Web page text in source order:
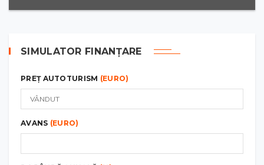
SIMULATOR FINANȚARE
PREȚ AUTOTURISM (EURO)
AVANS (EURO)